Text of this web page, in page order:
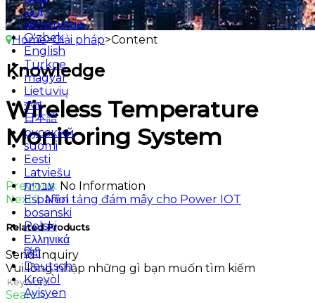
اردو
slovenčina
O'zbek
English
Türkçe
magyar
Lietuvių
বাংলা
日本語
русский
suomi
Eesti
Latviešu
עברית
Español
bosanski
Polski
Ελληνικά
हिंदी
Deutsch
Kreyòl
Ayisyen
Home>Giải pháp>Content
Knowledge
Wireless Temperature
Monitoring System
Previous: No Information
Next2:Nền tảng đám mây cho Power IOT
Related Products
Send Inquiry
Vui lòng nhập những gì bạn muốn tìm kiếm
Search